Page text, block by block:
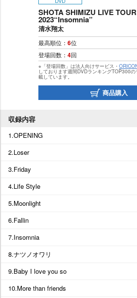
SHOTA SHIMIZU LIVE TOUR
2023“Insomnia”
清水翔太
最高順位： 6位
登場回数： 4回
※「登場回数」は法人向けサービス・
しております週間DVDランキングTOP300
載しています。
商品購入
収録内容
1.OPENING
2.Loser
3.Friday
4.Life Style
5.Moonlight
6.Fallin
7.Insomnia
8.ナツノオワリ
9.Baby I love you so
10.More than friends